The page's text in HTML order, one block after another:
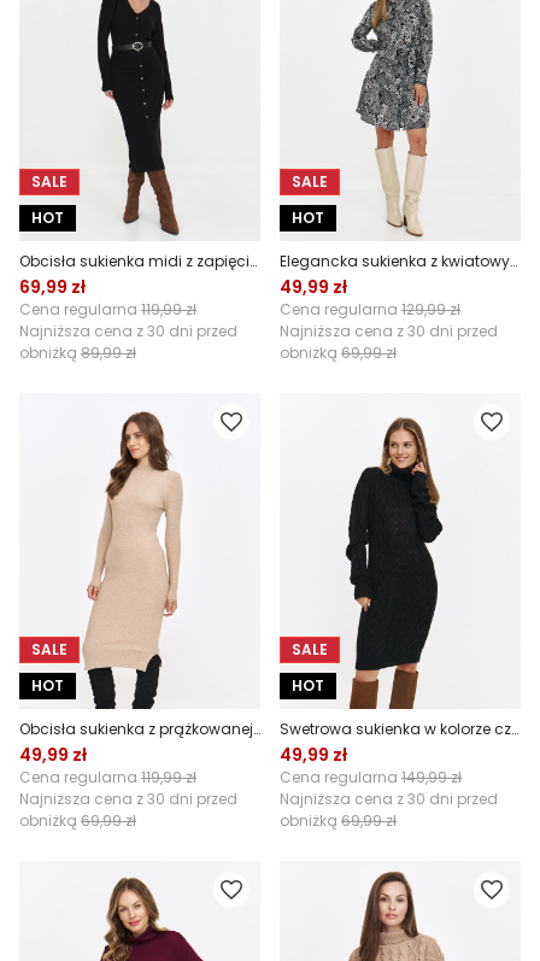
SALE
HOT
Obcisła sukienka midi z zapięciem z przodu
69,99 zł
Cena regularna 119,99 zł
Najniższa cena z 30 dni przed
obniżką 89,99 zł
SALE
HOT
Elegancka sukienka z kwiatowym nadrukiem
49,99 zł
Cena regularna 129,99 zł
Najniższa cena z 30 dni przed
obniżką 69,99 zł
SALE
HOT
Obcisła sukienka z prążkowanej dzianiny
49,99 zł
Cena regularna 119,99 zł
Najniższa cena z 30 dni przed
obniżką 69,99 zł
SALE
HOT
Swetrowa sukienka w kolorze czarnym
49,99 zł
Cena regularna 149,99 zł
Najniższa cena z 30 dni przed
obniżką 69,99 zł